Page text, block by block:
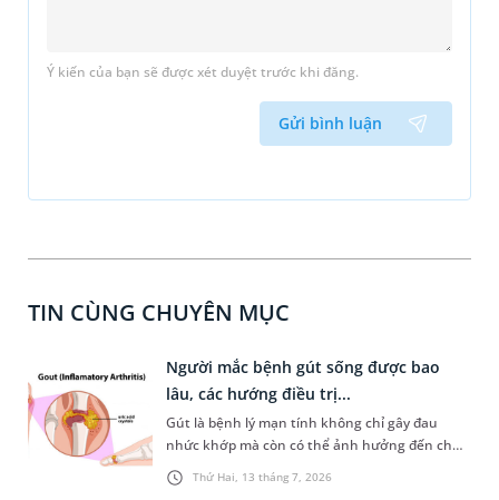
Ý kiến của bạn sẽ được xét duyệt trước khi đăng.
Gửi bình luận
TIN CÙNG CHUYÊN MỤC
Thứ Hai, 13 tháng 7, 2026
Người mắc bệnh gút sống được bao
lâu, các hướng điều trị...
Gút là bệnh lý mạn tính không chỉ gây đau
nhức khớp mà còn có thể ảnh hưởng đến chức
năng hoạt động của các cơ quan khác trong cơ
thể nếu không được kiểm soát tốt. Điều này